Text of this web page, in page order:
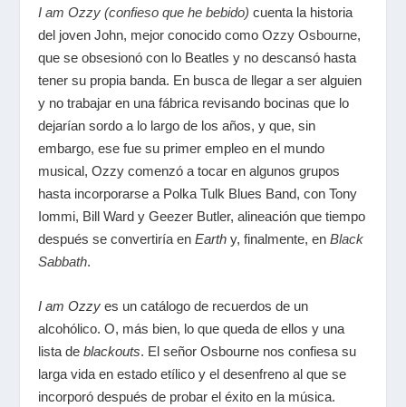
I am Ozzy (confieso que he bebido) cuenta la historia
del joven John, mejor conocido comoOzzy Osbourne,
que se obsesionó con lo Beatles y no descansó hasta
tener su propia banda. En busca de llegar a ser alguien
y no trabajar en una fábrica revisando bocinas que lo
dejarían sordo a lo largo de los años, y que, sin
embargo, ese fue su primer empleo en el mundo
musical, Ozzy comenzó a tocar en algunos grupos
hasta incorporarse a Polka Tulk Blues Band, con Tony
Iommi, Bill Ward y Geezer Butler, alineación que tiempo
después se convertiría enEarth y, finalmente, enBlack
Sabbath.
I am Ozzy es un catálogo de recuerdos de un
alcohólico. O, más bien, lo que queda de ellos y una
lista deblackouts. El señor Osbourne nos confiesa su
larga vida en estado etílico y el desenfreno al que se
incorporó después de probar el éxito en la música.